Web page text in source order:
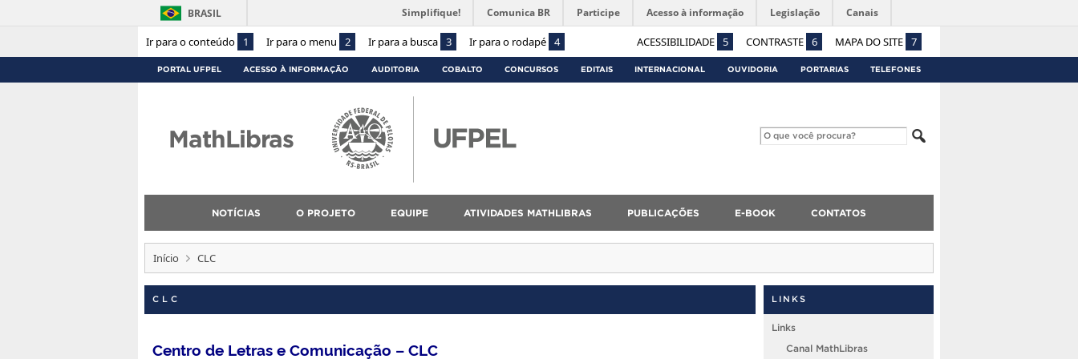
Ir para o conteúdo 1 Ir para o menu 2 Ir para a busca 3 Ir para o rodapé 4 ACESSIBILIDADE 5 CONTRASTE 6 MAPA DO SITE 7
BRASIL Simplifique! Comunica BR Participe Acesso à informação Legislação Canais
PORTAL UFPEL ACESSO À INFORMAÇÃO AUDITORIA COBALTO CONCURSOS EDITAIS INTERNACIONAL OUVIDORIA PORTARIAS TELEFONES
MathLibras
NOTÍCIAS O PROJETO EQUIPE ATIVIDADES MATHLIBRAS PUBLICAÇÕES E-BOOK CONTATOS
Início CLC
CLC
Centro de Letras e Comunicação – CLC
LINKS
Links
Canal MathLibras